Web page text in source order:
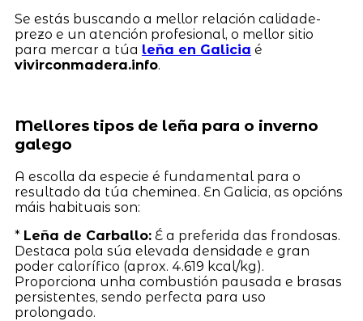
Se estás buscando a mellor relación calidade-
prezo e un atención profesional, o mellor sitio
para mercar a túa leña en Galicia é
vivirconmadera.info.
Mellores tipos de leña para o inverno
galego
A escolla da especie é fundamental para o
resultado da túa cheminea. En Galicia, as opcións
máis habituais son:
* Leña de Carballo:É a preferida das frondosas.
Destaca pola súa elevada densidade e gran
poder calorífico (aprox. 4.619 kcal/kg).
Proporciona unha combustión pausada e brasas
persistentes, sendo perfecta para uso
prolongado.